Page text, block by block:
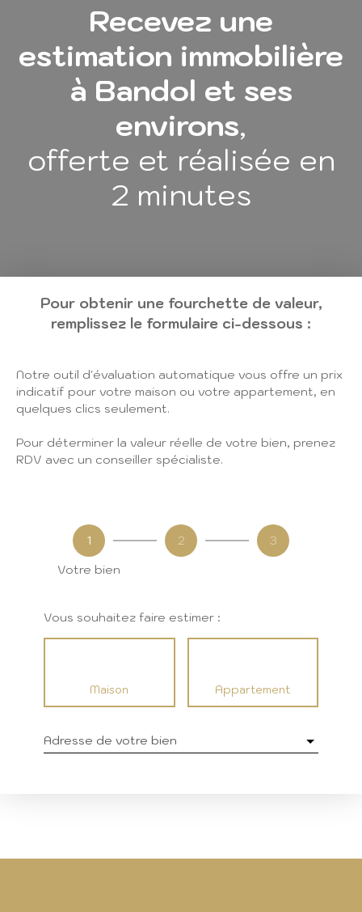
Recevez une
estimation immobilière
à Bandol et ses
environs,
offerte et réalisée en
2 minutes
Pour obtenir une fourchette de valeur,
remplissez le formulaire ci-dessous :
Notre outil d'évaluation automatique vous offre un prix
indicatif pour votre maison ou votre appartement, en
quelques clics seulement.
Pour déterminer la valeur réelle de votre bien, prenez
RDV avec un conseiller spécialiste.
1
Votre bien
2 3
Vous souhaitez faire estimer :
Maison Appartement
Adresse de votre bien